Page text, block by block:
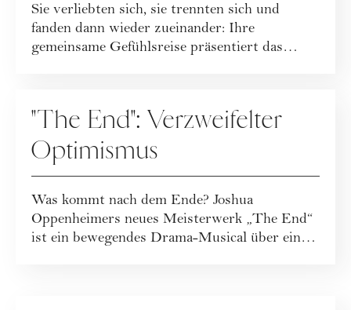
Sie verliebten sich, sie trennten sich und
fanden dann wieder zueinander: Ihre
gemeinsame Gefühlsreise präsentiert das
"The End": Verzweifelter
Optimismus
Was kommt nach dem Ende? Joshua
Oppenheimers neues Meisterwerk „The End“
ist ein bewegendes Drama-Musical über eine